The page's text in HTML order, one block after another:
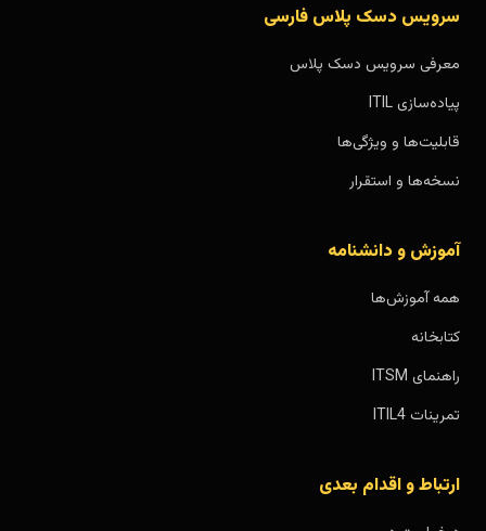
سرویس دسک پلاس فارسی
معرفی سرویس دسک پلاس
پیاده‌سازی ITIL
قابلیت‌ها و ویژگی‌ها
نسخه‌ها و استقرار
آموزش و دانشنامه
همه آموزش‌ها
کتابخانه
راهنمای ITSM
تمرینات ITIL4
ارتباط و اقدام بعدی